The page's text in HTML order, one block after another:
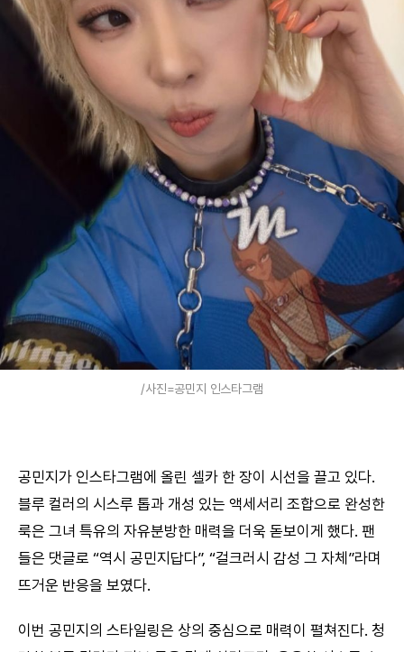
/사진=공민지 인스타그램
공민지가 인스타그램에 올린 셀카 한 장이 시선을 끌고 있다.
블루 컬러의 시스루 톱과 개성 있는 액세서리 조합으로 완성한
룩은 그녀 특유의 자유분방한 매력을 더욱 돋보이게 했다. 팬
들은 댓글로 “역시 공민지답다”, “걸크러시 감성 그 자체”라며
뜨거운 반응을 보였다.
이번 공민지의 스타일링은 상의 중심으로 매력이 펼쳐진다. 청